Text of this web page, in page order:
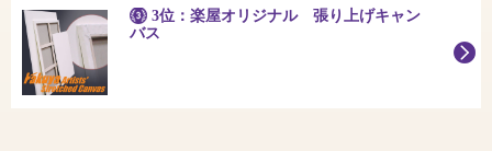
3位：楽屋オリジナル 張り上げキャン
バス